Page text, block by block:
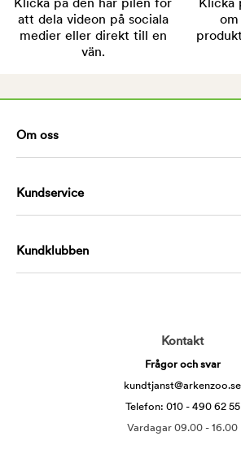
Klicka på den här pilen för
att dela videon på sociala
medier eller direkt till en
vän.
Klicka
om
Om oss
Kundservice
Kundklubben
Kontakt
Frågor och svar
kundtjanst@arkenzoo.se
Telefon: 010 - 490 62 55
Vardagar 09.00 - 16.00